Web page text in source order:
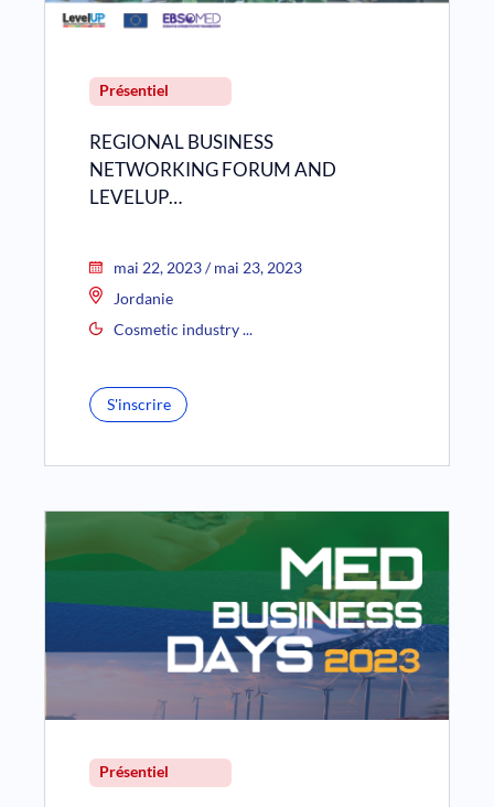
Présentiel
REGIONAL BUSINESS
NETWORKING FORUM AND
LEVELUP…
mai 22, 2023 / mai 23, 2023
Jordanie
Cosmetic industry ...
S'inscrire
Présentiel